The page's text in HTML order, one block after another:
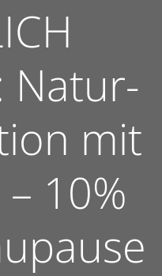
Natur-
mit
10%